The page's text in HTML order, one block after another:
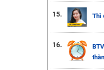
15. Thì
16.